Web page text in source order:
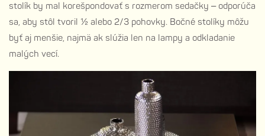
stolík by mal korešpondovať s rozmerom sedačky – odporúča
sa, aby stôl tvoril ½ alebo 2/3 pohovky. Bočné stolíky môžu
byť aj menšie, najmä ak slúžia len na lampy a odkladanie
malých vecí.